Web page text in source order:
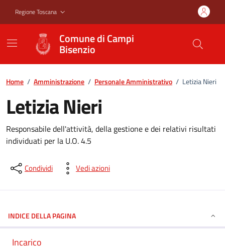
Regione Toscana
Comune di Campi
Bisenzio
Home / Amministrazione / Personale Amministrativo / Letizia Nieri
Letizia Nieri
Responsabile dell'attività, della gestione e dei relativi risultati
individuati per la U.O. 4.5
Condividi Vedi azioni
INDICE DELLA PAGINA
Incarico